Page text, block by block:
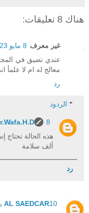
هناك 8 تعليقات:
غير معرف 8 مايو 2023 في 6:02 م
عندي تضيق في
معالج له ام لا
رد
الردود
8 مايو 2023 في 9:18 م
هذه الحالة تحتاج
ألف سلامة
رد
AL SAEDCAR10 يونيو 2023 في 10:12 م